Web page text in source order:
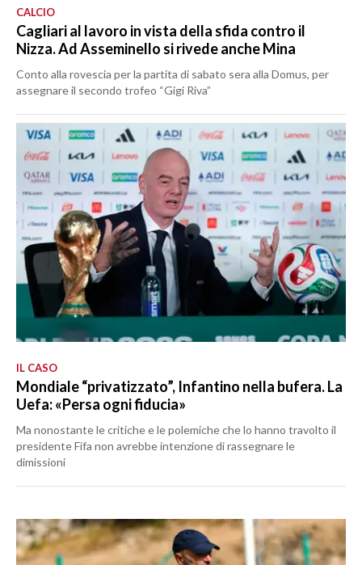
CALCIO
Cagliari al lavoro in vista della sfida contro il
Nizza. Ad Asseminello si rivede anche Mina
Conto alla rovescia per la partita di sabato sera alla Domus, per
assegnare il secondo trofeo “Gigi Riva”
IL CASO
Mondiale “privatizzato”, Infantino nella bufera. La
Uefa: «Persa ogni fiducia»
Ma nonostante le critiche e le polemiche che lo hanno travolto il
presidente Fifa non avrebbe intenzione di rassegnare le
dimissioni